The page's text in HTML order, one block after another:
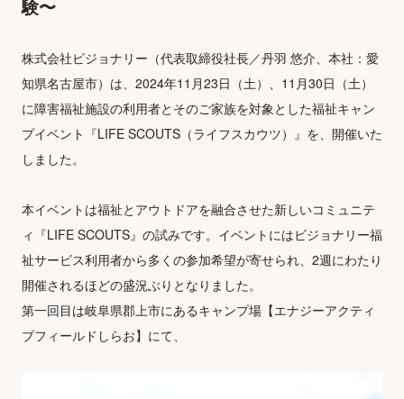
験〜
株式会社ビジョナリー（代表取締役社長／丹羽 悠介、本社：愛
知県名古屋市）は、2024年11月23日（土）、11月30日（土）
に障害福祉施設の利用者とそのご家族を対象とした福祉キャン
プイベント『LIFE SCOUTS（ライフスカウツ）』を、開催いた
しました。
本イベントは福祉とアウトドアを融合させた新しいコミュニテ
ィ『LIFE SCOUTS』の試みです。イベントにはビジョナリー福
祉サービス利用者から多くの参加希望が寄せられ、2週にわたり
開催されるほどの盛況ぶりとなりました。
第一回目は岐阜県郡上市にあるキャンプ場【エナジーアクティ
ブフィールドしらお】にて、